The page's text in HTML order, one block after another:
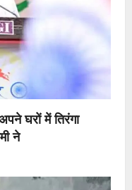
घरों में तिरंगा
ने